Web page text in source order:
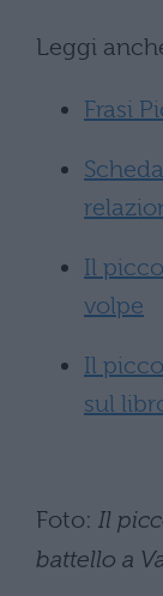
Leggi
Frasi
Il
volpe
Il
sul
Foto: Il
battello a